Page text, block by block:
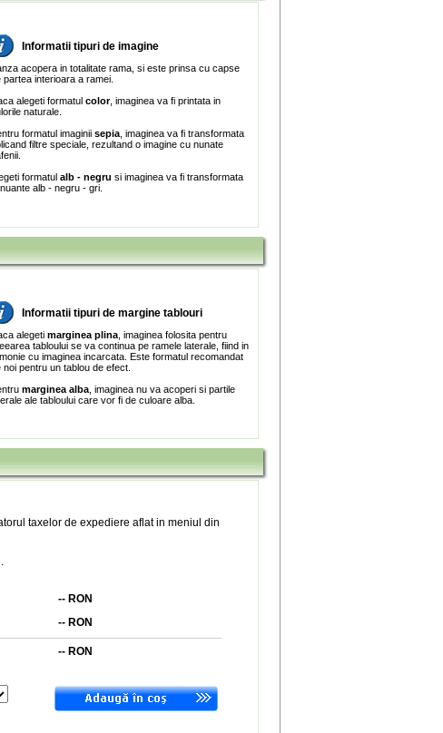
Informatii tipuri de imagine
acopera in totalitate rama, si este prinsa cu capse
partea interioara a ramei.
alegeti formatul color, imaginea va fi printata in
naturale.
formatul imaginii sepia , imaginea va fi transformata
filtre speciale, rezultand o imagine cu nunate
formatul alb - negru si imaginea va fi transformata
alb - negru - gri.
Informatii tipuri de margine tablouri
alegeti marginea plina , imaginea folosita pentru
tabloului se va continua pe ramele laterale, fiind in
cu imaginea incarcata. Este formatul recomandat
noi pentru un tablou de efect.
marginea alba , imaginea nu va acoperi si partile
ale tabloului care vor fi de culoare alba.
taxelor de expediere aflat in meniul din
-- RON
-- RON
-- RON